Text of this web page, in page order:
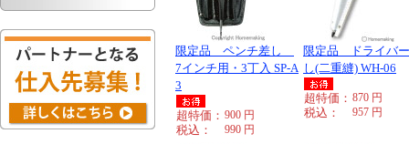
限定品 ペンチ差し
7インチ用・3丁入 SP-A
3
超特価： 900 円
税込： 990 円
限定品 ドライバ
し(二重縫) WH-06
超特価： 870 円
税込： 957 円